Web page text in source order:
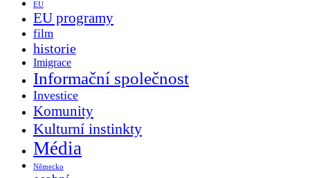
EU
EU programy
film
historie
Imigrace
Informační společnost
Investice
Komunity
Kulturní instinkty
Média
Německo